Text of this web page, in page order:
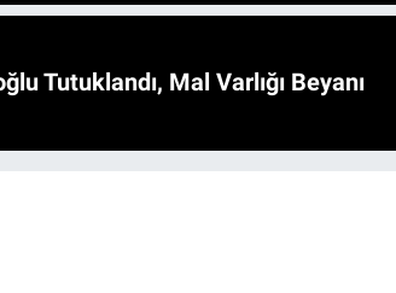
Tutuklandı, Mal Varlığı Beyanı